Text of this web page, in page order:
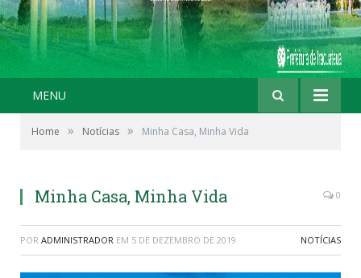
MENU
Home » Notícias » Minha Casa, Minha Vida
Minha Casa, Minha Vida 0
POR ADMINISTRADOR EM 5 DE DEZEMBRO DE 2019 NOTÍCIAS